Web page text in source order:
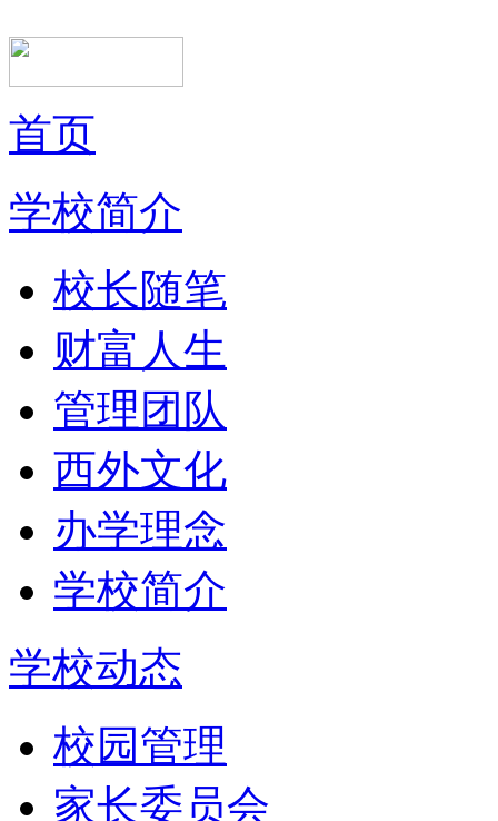
首页
学校简介
校长随笔
财富人生
管理团队
西外文化
办学理念
学校简介
学校动态
校园管理
家长委员会